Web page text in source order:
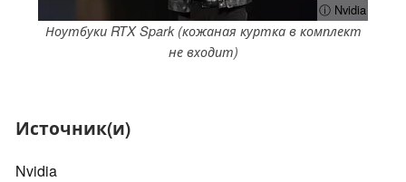
ⓘ Nvidia
Ноутбуки RTX Spark (кожаная куртка в комплект
не входит)
Источник(и)
Nvidia